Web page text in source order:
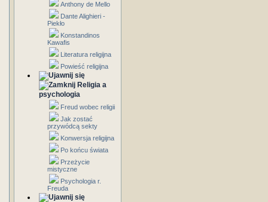
Anthony de Mello
Dante Alighieri -
Piekło
Konstandinos
Kawafis
Literatura religijna
Powieść religijna
Religia a
psychologia
Freud wobec religii
Jak zostać
przywódcą sekty
Konwersja religijna
Po końcu świata
Przeżycie
mistyczne
Psychologia r.
Freuda